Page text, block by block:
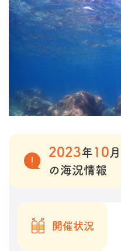
2023年 10 月
の海況情報
開催状況